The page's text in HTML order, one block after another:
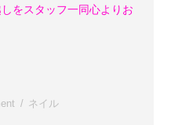
をスタッフ一同心よりお
ネイル